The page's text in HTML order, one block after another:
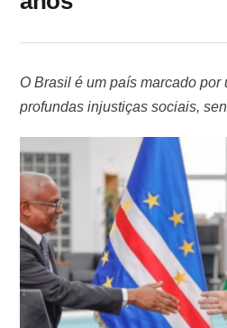
O Brasil é um país marcado por
profundas injustiças sociais,
presidente Luiz Inácio Lula da
onde agradece "por tudo que
anos de escravidão", é
Neste artigo, abordarei …